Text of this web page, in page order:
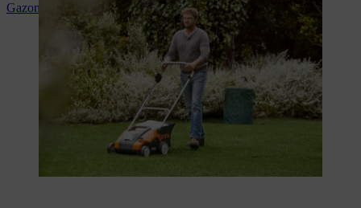
Gazon verticuteren